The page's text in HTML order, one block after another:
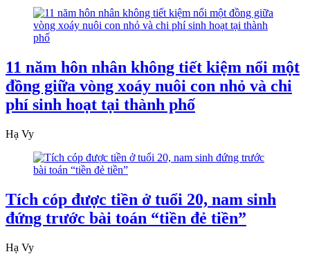
11 năm hôn nhân không tiết kiệm nổi một
đồng giữa vòng xoáy nuôi con nhỏ và chi
phí sinh hoạt tại thành phố
Hạ Vy
Tích cóp được tiền ở tuổi 20, nam sinh
đứng trước bài toán “tiền đẻ tiền”
Hạ Vy